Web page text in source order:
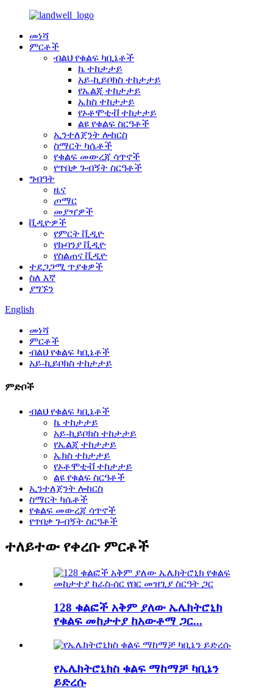
መነሻ
ምርቶች
ብልህ የቁልፍ ካቢኔቶች
ኬ ተከታታይ
አይ-ኪይቦክስ ተከታታይ
የኤልጂ ተከታታይ
ኤክስ ተከታታይ
የኦቶሞቲቭ ተከታታይ
ልዩ የቁልፍ ስርዓቶች
ኢንተለጀንት ሎከርስ
ስማርት ካሴቶች
የቁልፍ መውረጃ ሳጥኖች
የጥበቃ ጉብኝት ስርዓቶች
ግብዓት
ዜና
ጦማር
መያዣዎች
ቪዲዮዎች
የምርት ቪዲዮ
የኩባንያ ቪዲዮ
የስልጠና ቪዲዮ
ተደጋጋሚ ጥያቄዎች
ስለ እኛ
ያግኙን
English
መነሻ
ምርቶች
ብልህ የቁልፍ ካቢኔቶች
አይ-ኪይቦክስ ተከታታይ
ምድቦች
ብልህ የቁልፍ ካቢኔቶች
ኬ ተከታታይ
አይ-ኪይቦክስ ተከታታይ
የኤልጂ ተከታታይ
ኤክስ ተከታታይ
የኦቶሞቲቭ ተከታታይ
ልዩ የቁልፍ ስርዓቶች
ኢንተለጀንት ሎከርስ
ስማርት ካሴቶች
የቁልፍ መውረጃ ሳጥኖች
የጥበቃ ጉብኝት ስርዓቶች
ተለይተው የቀረቡ ምርቶች
128 ቁልፎች አቅም ያለው ኤሌክትሮኒክ
የቁልፍ መከታተያ ከአውቶማ ጋር...
የኤሌክትሮኒክስ ቁልፍ ማከማቻ ካቢኔን
ይድረሱ